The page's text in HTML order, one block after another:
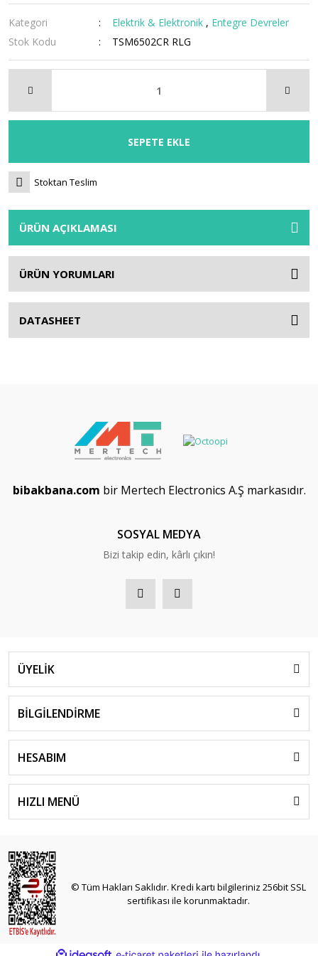
Kategori Elektrik & Elektronik , Entegre Devreler
Stok Kodu
TSM6502CR RLG
SEPETE EKLE
Stoktan Teslim
ÜRÜN AÇIKLAMASI
ÜRÜN YORUMLARI
DATASHEET
bibakbana.com bir Mertech Electronics A.Ş markasıdır.
SOSYAL MEDYA
Bizi takip edin, kârlı çıkın!
ÜYELİK
BİLGİLENDİRME
HESABIM
HIZLI MENÜ
© Tüm Hakları Saklıdır. Kredi kartı bilgileriniz 256bit SSL
sertifikası ile korunmaktadır.